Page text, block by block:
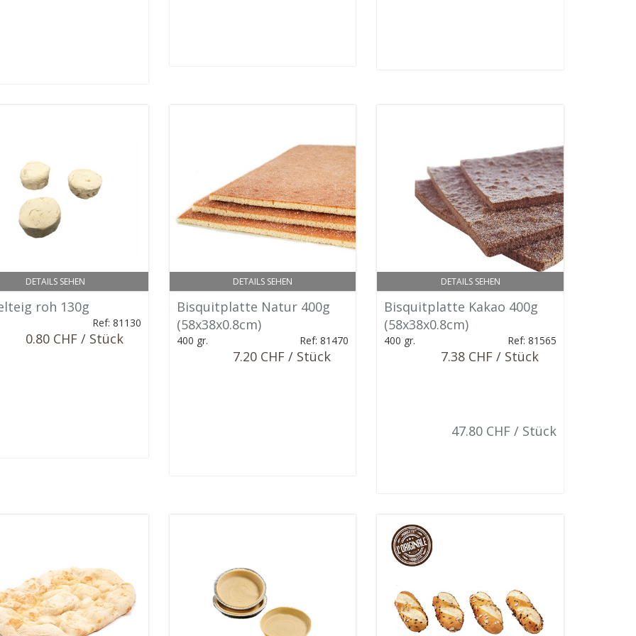
DETAILS SEHEN
roh 130g
Ref: 81130
0.80 CHF / Stück
DETAILS SEHEN
Bisquitplatte Natur 400g
(58x38x0.8cm)
400 gr. Ref: 81470
7.20 CHF / Stück
DETAILS SEHEN
Bisquitplatte Kakao 400g
(58x38x0.8cm)
400 gr. Ref: 81565
7.38 CHF / Stück
47.80 CHF / Stück